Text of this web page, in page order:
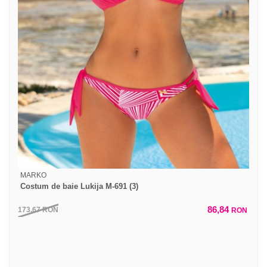
MARKO
Costum de baie Lukija M-691 (3)
173,67RON 86,84 RON